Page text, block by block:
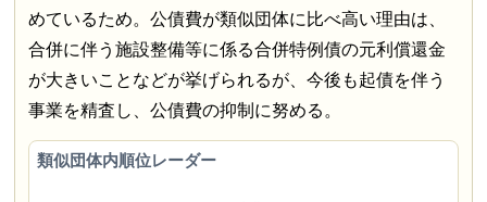
めているため。公債費が類似団体に比べ高い理由は、
合併に伴う施設整備等に係る合併特例債の元利償還金
が大きいことなどが挙げられるが、今後も起債を伴う
事業を精査し、公債費の抑制に努める。
類似団体内順位レーダー